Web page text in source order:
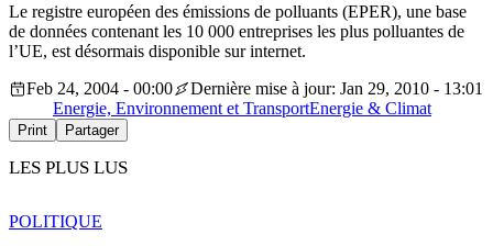
Le registre européen des émissions de polluants (EPER), une base
de données contenant les 10 000 entreprises les plus polluantes de
l’UE, est désormais disponible sur internet.
Feb 24, 2004 - 00:00
Dernière mise à jour: Jan 29, 2010 - 13:01
Energie, Environnement et TransportEnergie & Climat
Print Partager
LES PLUS LUS
POLITIQUE